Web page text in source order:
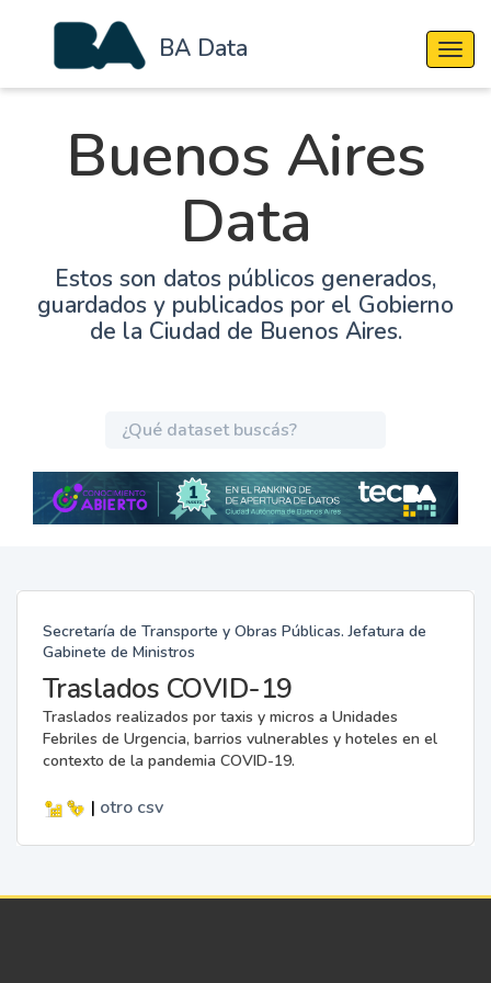
BA Data
Buenos Aires
Data
Estos son datos públicos generados,
guardados y publicados por el Gobierno
de la Ciudad de Buenos Aires.
Secretaría de Transporte y Obras Públicas. Jefatura de
Gabinete de Ministros
Traslados COVID-19
Traslados realizados por taxis y micros a Unidades
Febriles de Urgencia, barrios vulnerables y hoteles en el
contexto de la pandemia COVID-19.
| otro csv